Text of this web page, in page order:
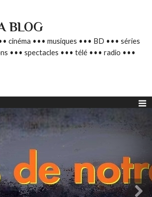
BLOG
cinéma ••• musiques ••• BD ••• séries
••• spectacles ••• télé ••• radio •••